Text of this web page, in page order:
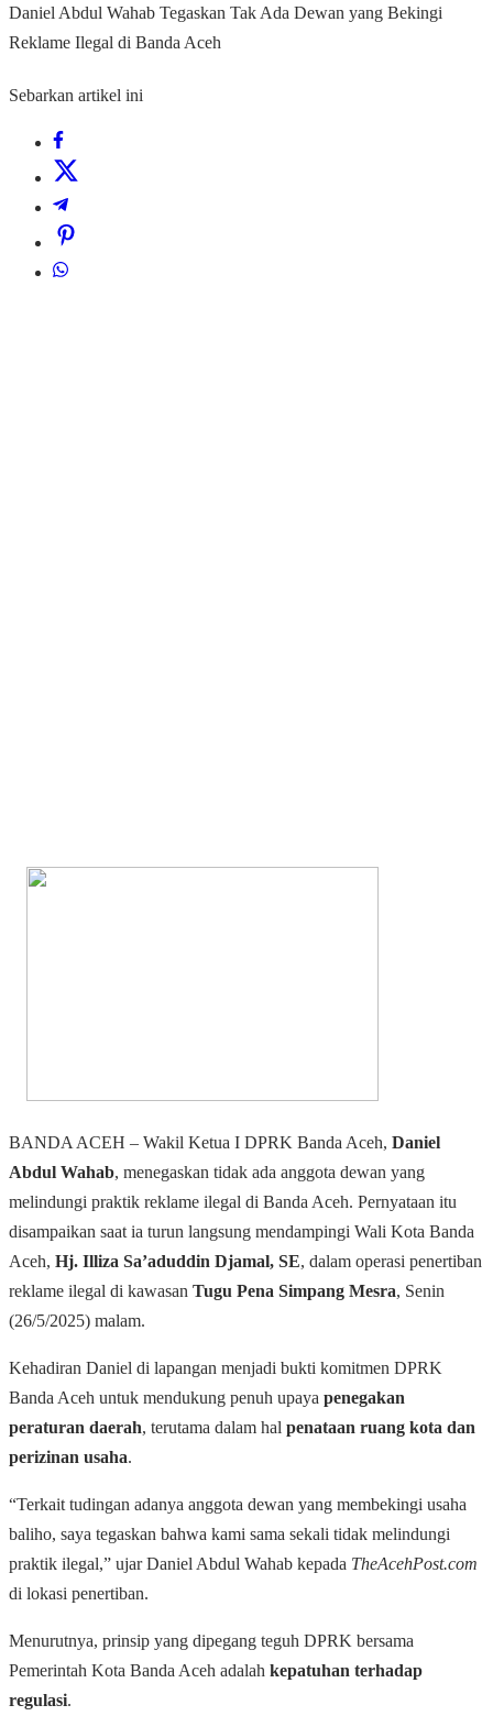
Daniel Abdul Wahab Tegaskan Tak Ada Dewan yang Bekingi
Reklame Ilegal di Banda Aceh
Sebarkan artikel ini
BANDA ACEH – Wakil Ketua I DPRK Banda Aceh, Daniel
Abdul Wahab, menegaskan tidak ada anggota dewan yang
melindungi praktik reklame ilegal di Banda Aceh. Pernyataan itu
disampaikan saat ia turun langsung mendampingi Wali Kota Banda
Aceh, Hj. Illiza Sa’aduddin Djamal, SE, dalam operasi penertiban
reklame ilegal di kawasan Tugu Pena Simpang Mesra, Senin
(26/5/2025) malam.
Kehadiran Daniel di lapangan menjadi bukti komitmen DPRK
Banda Aceh untuk mendukung penuh upaya penegakan
peraturan daerah, terutama dalam hal penataan ruang kota dan
perizinan usaha.
“Terkait tudingan adanya anggota dewan yang membekingi usaha
baliho, saya tegaskan bahwa kami sama sekali tidak melindungi
praktik ilegal,” ujar Daniel Abdul Wahab kepada TheAcehPost.com
di lokasi penertiban.
Menurutnya, prinsip yang dipegang teguh DPRK bersama
Pemerintah Kota Banda Aceh adalah kepatuhan terhadap
regulasi.